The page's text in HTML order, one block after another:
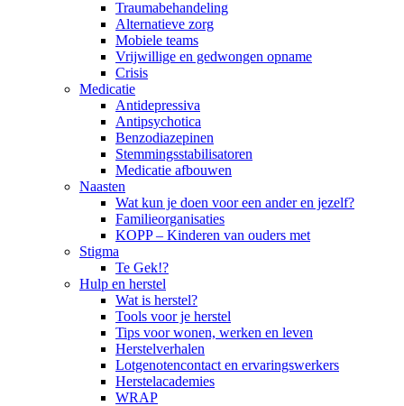
Traumabehandeling
Alternatieve zorg
Mobiele teams
Vrijwillige en gedwongen opname
Crisis
Medicatie
Antidepressiva
Antipsychotica
Benzodiazepinen
Stemmingsstabilisatoren
Medicatie afbouwen
Naasten
Wat kun je doen voor een ander en jezelf?
Familieorganisaties
KOPP – Kinderen van ouders met
Stigma
Te Gek!?
Hulp en herstel
Wat is herstel?
Tools voor je herstel
Tips voor wonen, werken en leven
Herstelverhalen
Lotgenotencontact en ervaringswerkers
Herstelacademies
WRAP